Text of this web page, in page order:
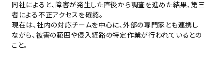
同社によると、障害が発生した直後から調査を進めた結果、第三
者による不正アクセスを確認。
現在は、社内の対応チームを中心に、外部の専門家とも連携し
ながら、被害の範囲や侵入経路の特定作業が行われているとの
こと。